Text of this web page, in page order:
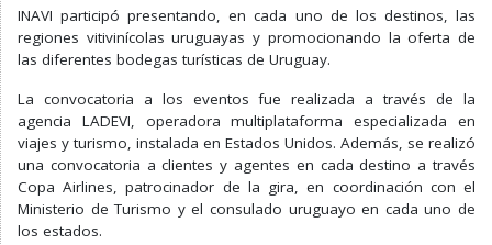
INAVI participó presentando, en cada uno de los destinos, las
regiones vitivinícolas uruguayas y promocionando la oferta de
las diferentes bodegas turísticas de Uruguay.
La convocatoria a los eventos fue realizada a través de la
agencia LADEVI, operadora multiplataforma especializada en
viajes y turismo, instalada en Estados Unidos. Además, se realizó
una convocatoria a clientes y agentes en cada destino a través
Copa Airlines, patrocinador de la gira, en coordinación con el
Ministerio de Turismo y el consulado uruguayo en cada uno de
los estados.